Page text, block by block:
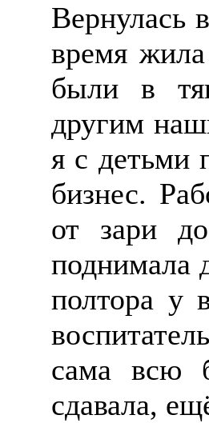
Вернулась
время
были в
другим
я с детьми
бизнес.
от зари
поднимала
полтора у
сама всю
сдавала,